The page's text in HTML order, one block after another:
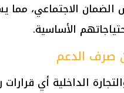
الاجتماعي،
الأساسية.
صرف الدعم
الداخلية أي